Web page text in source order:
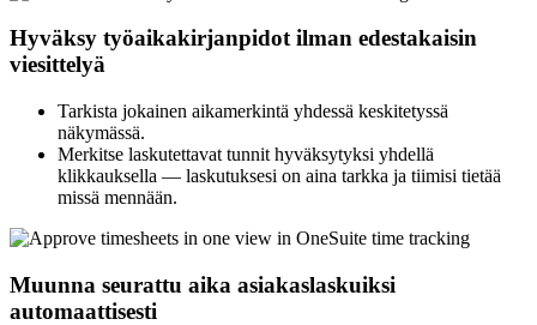
Hyväksy työaikakirjanpidot ilman edestakaisin
viesittelyä
Tarkista jokainen aikamerkintä yhdessä keskitetyssä
näkymässä.
Merkitse laskutettavat tunnit hyväksytyksi yhdellä
klikkauksella — laskutuksesi on aina tarkka ja tiimisi tietää
missä mennään.
Muunna seurattu aika asiakaslaskuiksi
automaattisesti